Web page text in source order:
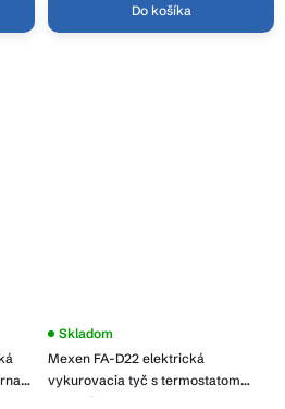
Do košíka
Mexen FA-D22 elektrická
vykurovacia tyč s termostatom
900W, čierna, W955-0900-70
Skladom